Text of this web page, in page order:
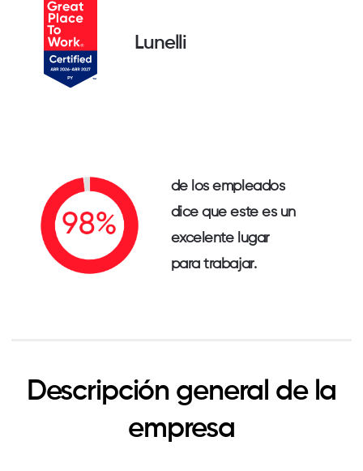
Lunelli
de los empleados
dice que este es un
excelente lugar
para trabajar.
Descripción general de la
empresa